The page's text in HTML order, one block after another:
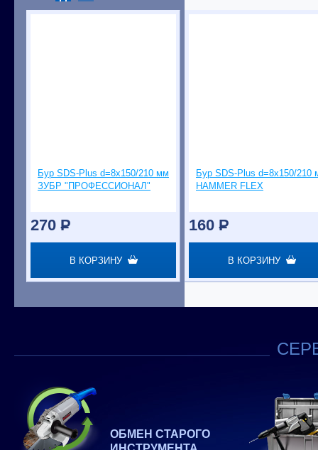
Бур SDS-Plus d=8х150/210 мм
ЗУБР "ПРОФЕССИОНАЛ"
270 P
В КОРЗИНУ
Бур SDS-Plus d=8х150/210
HAMMER FLEX
160 P
В КОРЗИНУ
ОБМЕН СТАРОГО